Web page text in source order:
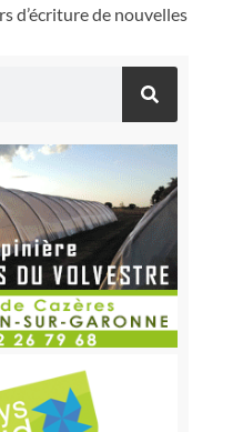
d’écriture de nouvelles